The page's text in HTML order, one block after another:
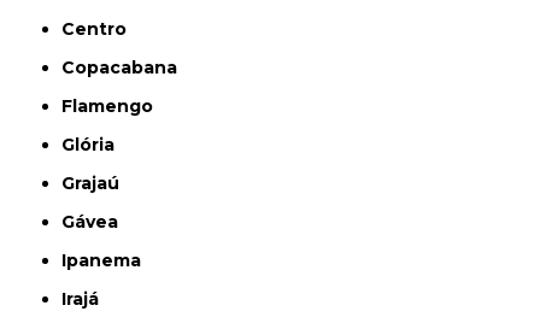
Centro
Copacabana
Flamengo
Glória
Grajaú
Gávea
Ipanema
Irajá